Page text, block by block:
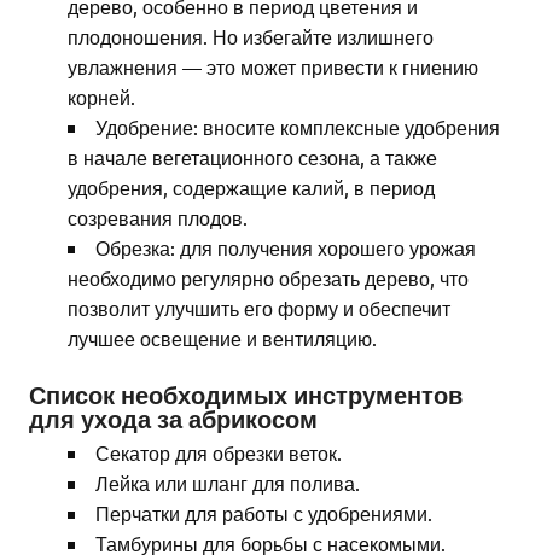
дерево, особенно в период цветения и
плодоношения. Но избегайте излишнего
увлажнения — это может привести к гниению
корней.
Удобрение: вносите комплексные удобрения
в начале вегетационного сезона, а также
удобрения, содержащие калий, в период
созревания плодов.
Обрезка: для получения хорошего урожая
необходимо регулярно обрезать дерево, что
позволит улучшить его форму и обеспечит
лучшее освещение и вентиляцию.
Список необходимых инструментов
для ухода за абрикосом
Секатор для обрезки веток.
Лейка или шланг для полива.
Перчатки для работы с удобрениями.
Тамбурины для борьбы с насекомыми.